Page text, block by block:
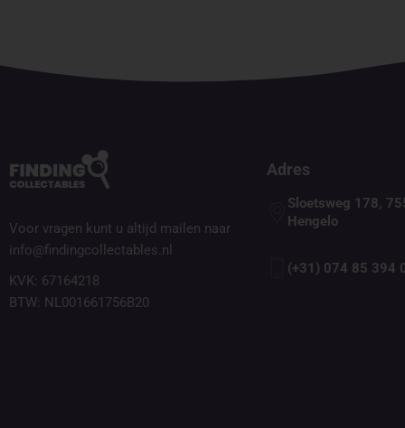
Voor vragen kunt u altijd mailen naar
info@findingcollectables.nl
KVK: 67164218
BTW: NL001661756B20
Adres
Sloetsweg 178,
Hengelo
(+31) 074 85 394